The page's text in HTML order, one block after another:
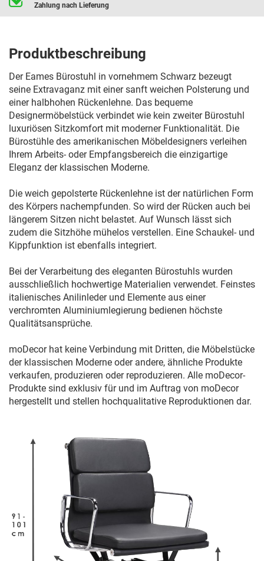
Zahlung nach Lieferung
Produktbeschreibung
Der Eames Bürostuhl in vornehmem Schwarz bezeugt
seine Extravaganz mit einer sanft weichen Polsterung und
einer halbhohen Rückenlehne. Das bequeme
Designermöbelstück verbindet wie kein zweiter Bürostuhl
luxuriösen Sitzkomfort mit moderner Funktionalität. Die
Bürostühle des amerikanischen Möbeldesigners verleihen
Ihrem Arbeits- oder Empfangsbereich die einzigartige
Eleganz der klassischen Moderne.
Die weich gepolsterte Rückenlehne ist der natürlichen Form
des Körpers nachempfunden. So wird der Rücken auch bei
längerem Sitzen nicht belastet. Auf Wunsch lässt sich
zudem die Sitzhöhe mühelos verstellen. Eine Schaukel- und
Kippfunktion ist ebenfalls integriert.
Bei der Verarbeitung des eleganten Bürostuhls wurden
ausschließlich hochwertige Materialien verwendet. Feinstes
italienisches Anilinleder und Elemente aus einer
verchromten Aluminiumlegierung bedienen höchste
Qualitätsansprüche.
moDecor hat keine Verbindung mit Dritten, die Möbelstücke
der klassischen Moderne oder andere, ähnliche Produkte
verkaufen, produzieren oder reproduzieren. Alle moDecor-
Produkte sind exklusiv für und im Auftrag von moDecor
hergestellt und stellen hochqualitative Reproduktionen dar.